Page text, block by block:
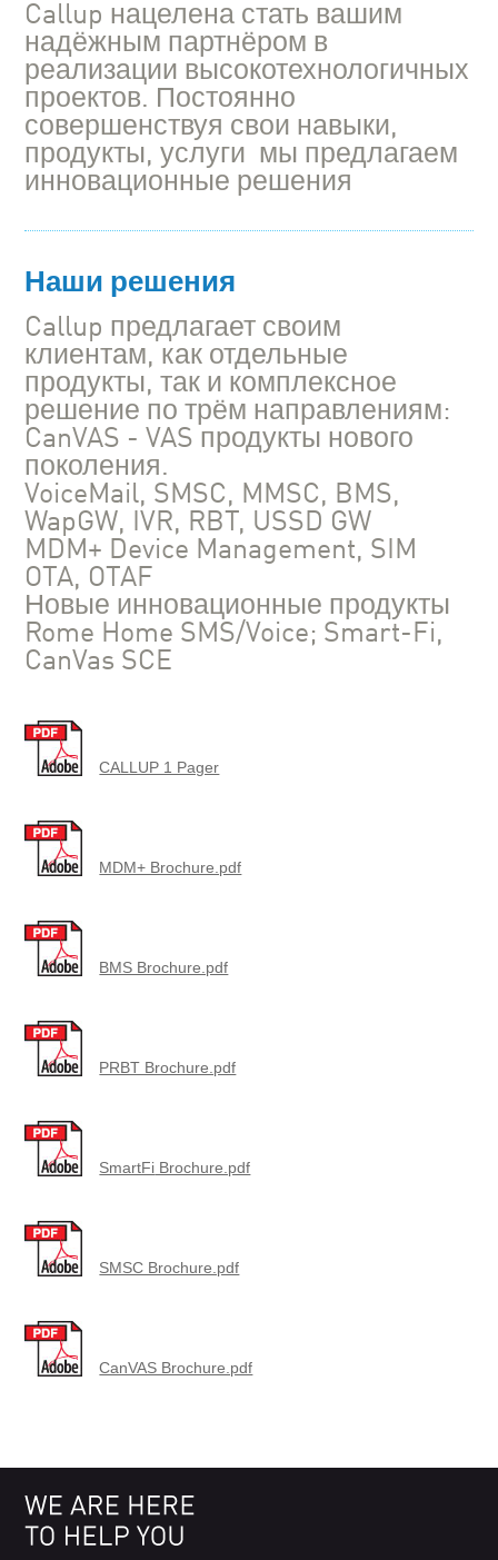
Callup нацелена стать вашим
надёжным партнёром в
реализации высокотехнологичных
проектов. Постоянно
совершенствуя свои навыки,
продукты, услуги мы предлагаем
инновационные решения
Наши решения
Callup предлагает своим
клиентам, как отдельные
продукты, так и комплексное
решение по трём направлениям:
CanVAS - VAS продукты нового
поколения.
VoiceMail, SMSC, MMSC, BMS,
WapGW, IVR, RBT, USSD GW
MDM+ Device Management, SIM
OTA, OTAF
Новые инновационные продукты
Rome Home SMS/Voice; Smart-Fi,
CanVas SCE
CALLUP 1 Pager
MDM+ Brochure.pdf
BMS Brochure.pdf
PRBT Brochure.pdf
SmartFi Brochure.pdf
SMSC Brochure.pdf
CanVAS Brochure.pdf